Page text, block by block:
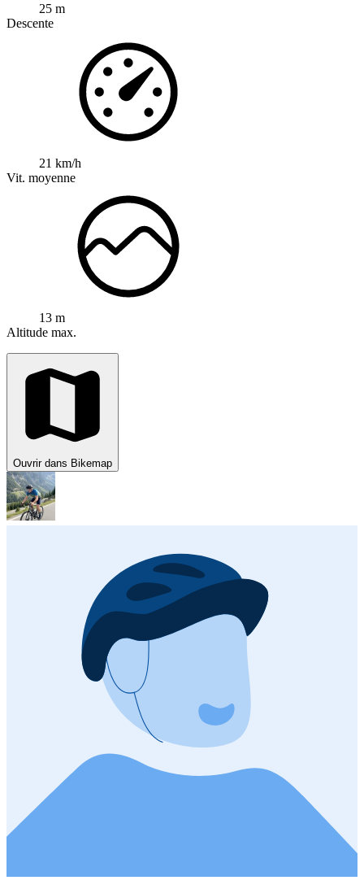
25 m
Descente
21 km/h
Vit. moyenne
13 m
Altitude max.
Ouvrir dans Bikemap